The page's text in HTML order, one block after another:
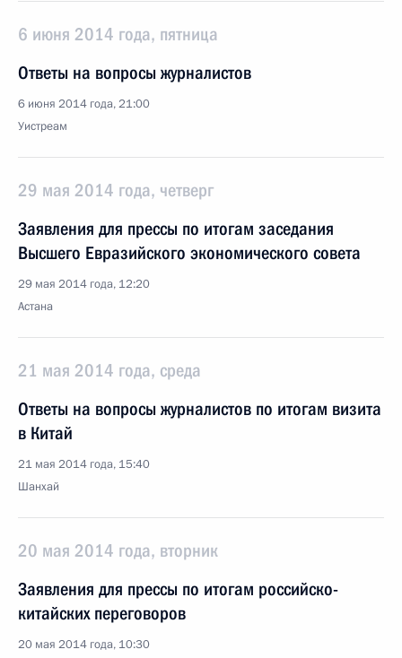
6 июня 2014 года, пятница
Ответы на вопросы журналистов
6 июня 2014 года, 21:00
Уистреам
29 мая 2014 года, четверг
Заявления для прессы по итогам заседания
Высшего Евразийского экономического совета
29 мая 2014 года, 12:20
Астана
21 мая 2014 года, среда
Ответы на вопросы журналистов по итогам визита
в Китай
21 мая 2014 года, 15:40
Шанхай
20 мая 2014 года, вторник
Заявления для прессы по итогам российско-
китайских переговоров
20 мая 2014 года, 10:30